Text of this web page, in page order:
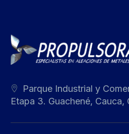
Parque Industrial y
Etapa 3. Guachené, Cauca,